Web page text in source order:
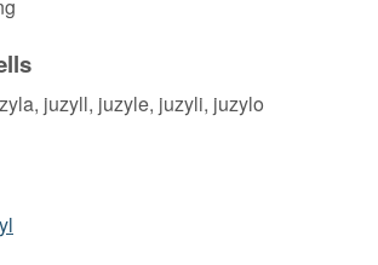
juzyll, juzyle, juzyli, juzylo